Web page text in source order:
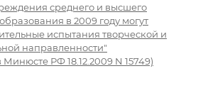
среднего и высшего
в 2009 году могут
испытания творческой и
направленности"
РФ 18.12.2009 N 15749)